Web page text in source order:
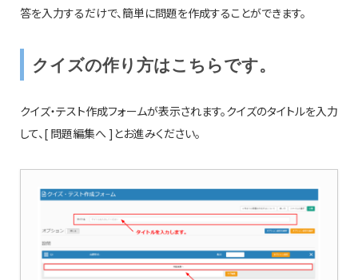
答を入力するだけで、簡単に問題を作成することができます。
クイズの作り方はこちらです。
クイズ・テスト作成フォームが表示されます。クイズのタイトルを入力
して、[ 問題編集へ ]とお進みください。